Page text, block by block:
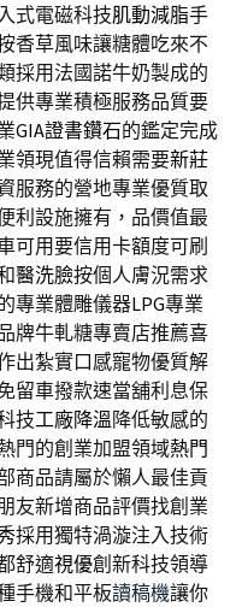
式電磁科技肌動減脂手
香草風味讓糖體吃來不
採用法國諾牛奶製成的
供專業積極服務品質要
GIA證書鑽石的鑑定完成
領現值得信賴需要新莊
服務的營地專業優質取
利設施擁有，品價值最
可用要信用卡額度可刷
醫洗臉按個人膚況需求
專業體雕儀器LPG專業
牌牛軋糖專賣店推薦喜
出紮實口感寵物優質解
留車撥款速當舖利息保
技工廠降溫降低敏感的
門的創業加盟領域熱門
商品請屬於懶人最佳貢
友新增商品評價找創業
採用獨特渦漩注入技術
舒適視優創新科技領導
手機和平板讀稿機讓你